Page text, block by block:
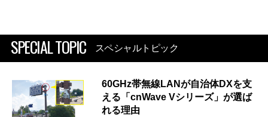
SPECIAL TOPIC スペシャルトピック
60GHz帯無線LANが自治体DXを支
える「cnWave Vシリーズ」が選ば
れる理由